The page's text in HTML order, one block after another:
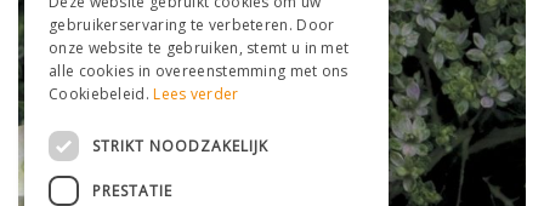
gebruikerservaring te verbeteren. Door
onze website te gebruiken, stemt u in met
alle cookies in overeenstemming met ons
Cookiebeleid.Lees verder
STRIKT NOODZAKELIJK
PRESTATIE